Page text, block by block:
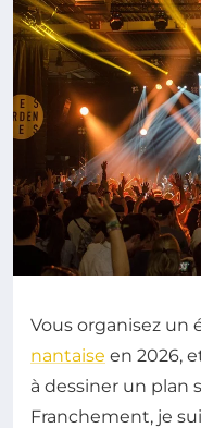
Vous organisez un
nantaise en 2026,
à dessiner un plan
Franchement, je